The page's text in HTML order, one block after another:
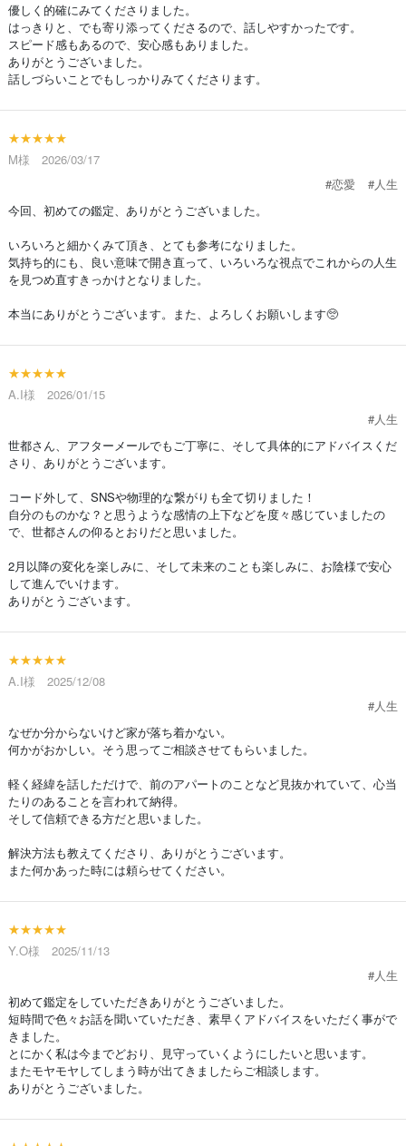
優しく的確にみてくださりました。
はっきりと、でも寄り添ってくださるので、話しやすかったです。
スピード感もあるので、安心感もありました。
ありがとうございました。
話しづらいことでもしっかりみてくださります。
★★★★★
M様 2026/03/17
#恋愛
#人生
今回、初めての鑑定、ありがとうございました。
いろいろと細かくみて頂き、とても参考になりました。
気持ち的にも、良い意味で開き直って、いろいろな視点でこれからの人生
を見つめ直すきっかけとなりました。
本当にありがとうございます。また、よろしくお願いします🥺
★★★★★
A.I様 2026/01/15
#人生
世都さん、アフターメールでもご丁寧に、そして具体的にアドバイスくだ
さり、ありがとうございます。
コード外して、SNSや物理的な繋がりも全て切りました！
自分のものかな？と思うような感情の上下などを度々感じていましたの
で、世都さんの仰るとおりだと思いました。
2月以降の変化を楽しみに、そして未来のことも楽しみに、お陰様で安心
して進んでいけます。
ありがとうございます。
★★★★★
A.I様 2025/12/08
#人生
なぜか分からないけど家が落ち着かない。
何かがおかしい。そう思ってご相談させてもらいました。
軽く経緯を話しただけで、前のアパートのことなど見抜かれていて、心当
たりのあることを言われて納得。
そして信頼できる方だと思いました。
解決方法も教えてくださり、ありがとうございます。
また何かあった時には頼らせてください。
★★★★★
Y.O様 2025/11/13
#人生
初めて鑑定をしていただきありがとうございました。
短時間で色々お話を聞いていただき、素早くアドバイスをいただく事がで
きました。
とにかく私は今までどおり、見守っていくようにしたいと思います。
またモヤモヤしてしまう時が出てきましたらご相談します。
ありがとうございました。